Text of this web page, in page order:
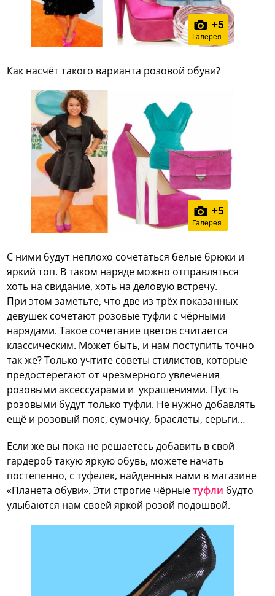
+5
Галерея
Как насчёт такого варианта розовой обуви?
+5
Галерея
С ними будут неплохо сочетаться белые брюки и
яркий топ. В таком наряде можно отправляться
хоть на свидание, хоть на деловую встречу.
При этом заметьте, что две из трёх показанных
девушек сочетают розовые туфли с чёрными
нарядами. Такое сочетание цветов считается
классическим. Может быть, и нам поступить точно
так же? Только учтите советы стилистов, которые
предостерегают от чрезмерного увлечения
розовыми аксессуарами и украшениями. Пусть
розовыми будут только туфли. Не нужно добавлять
ещё и розовый пояс, сумочку, браслеты, серьги…
Если же вы пока не решаетесь добавить в свой
гардероб такую яркую обувь, можете начать
постепенно, с туфелек, найденных нами в магазине
«Планета обуви». Эти строгие чёрныетуфли будто
улыбаются нам своей яркой розой подошвой.